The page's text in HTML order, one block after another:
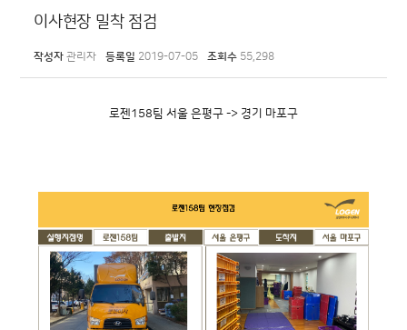
이사현장 밀착 점검
작성자 관리자 등록일 2019-07-05 조회수 55,298
로젠158팀 서울 은평구 -> 경기 마포구